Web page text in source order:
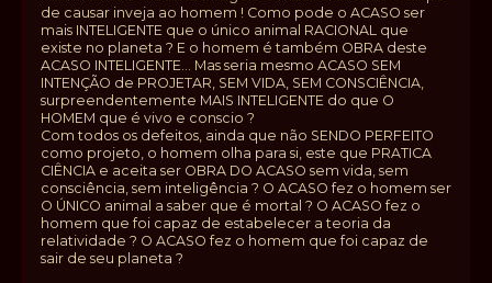
de causar inveja ao homem ! Como pode o ACASO ser
mais INTELIGENTE que o único animal RACIONAL que
existe no planeta ? E o homem é também OBRA deste
ACASO INTELIGENTE... Mas seria mesmo ACASO SEM
INTENÇÃO de PROJETAR, SEM VIDA, SEM CONSCIÊNCIA,
surpreendentemente MAIS INTELIGENTE do que O
HOMEM que é vivo e conscio ?
Com todos os defeitos, ainda que não SENDO PERFEITO
como projeto, o homem olha para si, este que PRATICA
CIÊNCIA e aceita ser OBRA DO ACASO sem vida, sem
consciência, sem inteligência ? O ACASO fez o homem ser
O ÚNICO animal a saber que é mortal ? O ACASO fez o
homem que foi capaz de estabelecer a teoria da
relatividade ? O ACASO fez o homem que foi capaz de
sair de seu planeta ?